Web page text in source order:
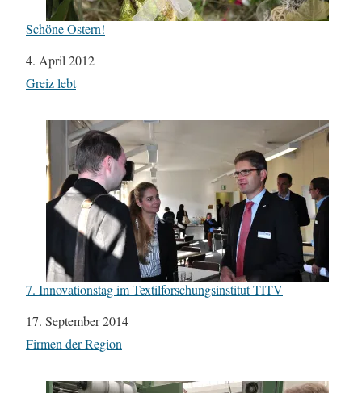
Schöne Ostern!
Datum
4. April 2012
In Bezug auf
Greiz lebt
7. Innovationstag im Textilforschungsinstitut TITV
Datum
17. September 2014
In Bezug auf
Firmen der Region